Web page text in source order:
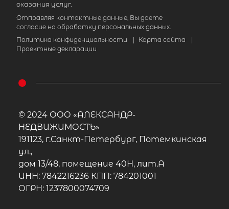
оказания услуг.
Отправляя контактные данные, Вы даете
согласие на обработку персональных данных.
Политика конфиденциальности
Карта сайта
Проектные декларации
© 2024 ООО «АЛЕКСАНДР-
НЕДВИЖИМОСТЬ»
191123, г.Санкт-Петербург, Потемкинская
ул.,
дом 13/48, помещение 40Н, лит.А
ИНН: 7842216236 КПП: 784201001
ОГРН: 1237800074709